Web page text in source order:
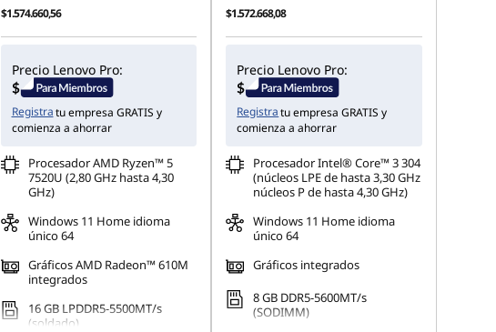
$1.574.660,56
Precio Lenovo Pro:
Registratu empresa GRATIS y
comienza a ahorrar
Procesador AMD Ryzen™ 5
7520U (2,80 GHz hasta 4,30
GHz)
Windows 11 Home idioma
único 64
Gráficos AMD Radeon™ 610M
integrados
16 GB LPDDR5-5500MT/s
(soldado)
$1.572.668,08
Precio Lenovo Pro:
Registratu empresa GRATIS y
comienza a ahorrar
Procesador Intel® Core™ 3 304
(núcleos LPE de hasta 3,30 GHz
núcleos P de hasta 4,30 GHz)
Windows 11 Home idioma
único 64
Gráficos integrados
8 GB DDR5-5600MT/s
(SODIMM)